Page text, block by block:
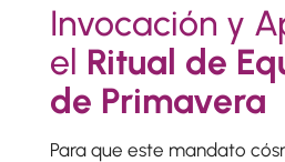
Invocación y
el Ritual de
de Primavera
Para que este mandato